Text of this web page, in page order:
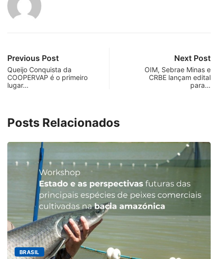
Previous Post
Queijo Conquista da
COOPERVAP é o primeiro
lugar…
Next Post
OIM, Sebrae Minas e
CRBE lançam edital
para…
Posts Relacionados